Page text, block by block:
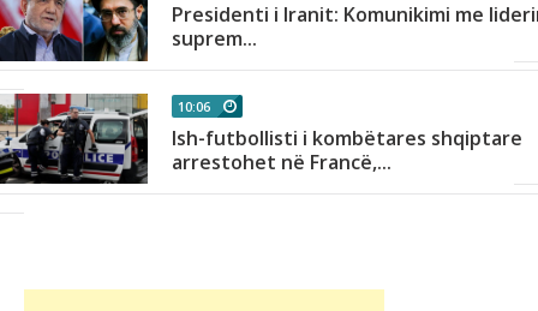
Presidenti i Iranit: Komunikimi me
suprem...
10:06
Ish-futbollisti i kombëtares shqiptare
arrestohet në Francë,...